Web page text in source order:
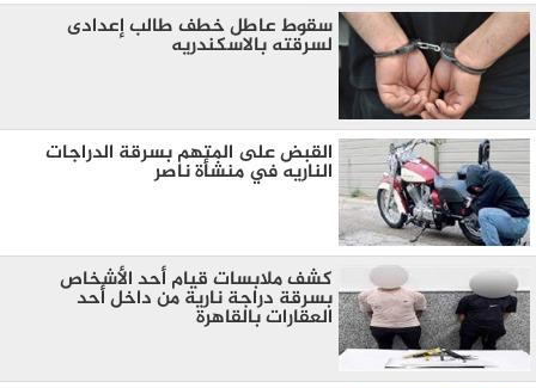
سقوط عاطل خطف طالب إعدادى
لسرقته بالاسكندريه
القبض على المتهم بسرقة الدراجات
الناريه في منشأة ناصر
كشف ملابسات قيام أحد الأشخاص
بسرقة دراجة نارية من داخل أحد
العقارات بالقاهرة